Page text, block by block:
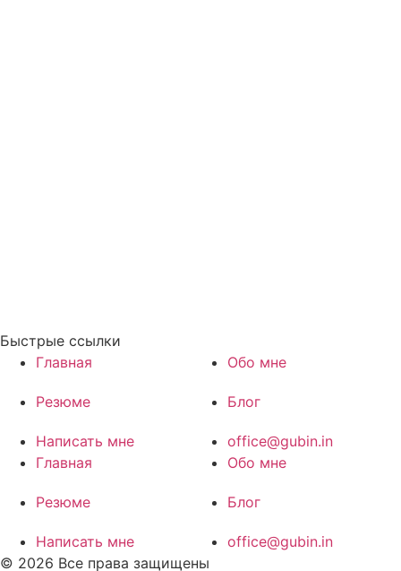
Быстрые ссылки
Главная
Обо мне
Резюме Блог
Написать мне
office@gubin.in
Главная
Обо мне
Резюме Блог
Написать мне
office@gubin.in
© 2026 Все права защищены